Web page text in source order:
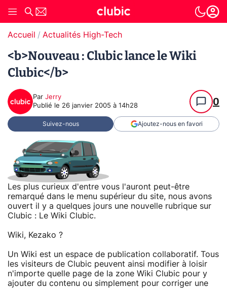
Accueil Actualités High-Tech
<b>Nouveau : Clubic lance le Wiki
Clubic</b>
Par Jerry
Publié le 26 janvier 2005 à 14h28 0
Suivez-nous Ajoutez-nous en favori
Les plus curieux d'entre vous l'auront peut-être
remarqué dans le menu supérieur du site, nous avons
ouvert il y a quelques jours une nouvelle rubrique sur
Clubic : Le Wiki Clubic.
Wiki, Kezako ?
Un Wiki est un espace de publication collaboratif. Tous
les visiteurs de Clubic peuvent ainsi modifier à loisir
n'importe quelle page de la zone Wiki Clubic pour y
ajouter du contenu ou simplement pour corriger une